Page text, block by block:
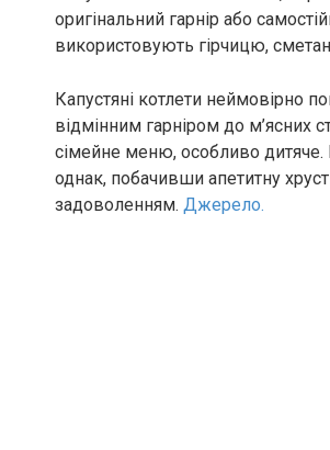
оригінальний гарнір або
використовують гірчицю,
Капустяні котлети неймовірно
відмінним гарніром до м’ясних
сімейне меню, особливо дитяче.
однак, побачивши апетитну
задоволенням. Джерело.